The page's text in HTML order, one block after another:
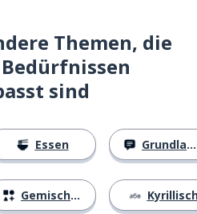
Themen, die
sind
Essen
Gemischtes
Grundlagen